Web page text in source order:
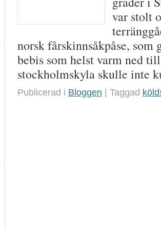
var stolt
norsk fårskinnsåkpåse,
bebis som helst varm ned
stockholmskyla skulle inte
Publicerad i Bloggen | Taggad